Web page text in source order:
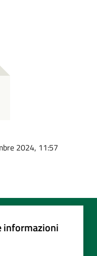
2024, 11:57
informazioni